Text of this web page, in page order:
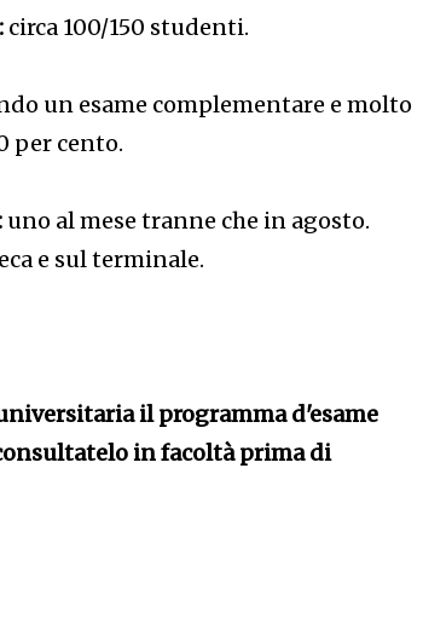
circa 100/150 studenti.
un esame complementare e molto
per cento.
uno al mese tranne che in agosto.
e sul terminale.
il programma d'esame
in facoltà prima di